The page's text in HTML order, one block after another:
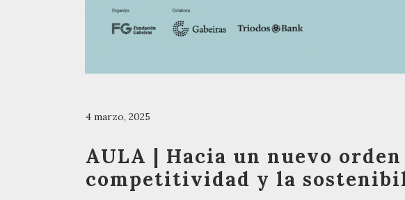
4 marzo, 2025
AULA | Hacia un nuevo
competitividad y la